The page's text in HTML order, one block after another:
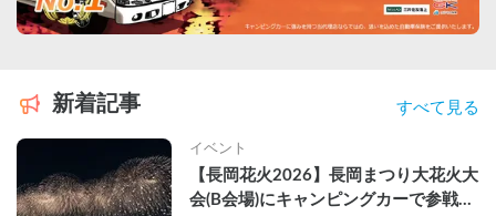
新着記事 すべて見る
イベント
【長岡花火2026】長岡まつり大花火大
会(B会場)にキャンピングカーで参戦し